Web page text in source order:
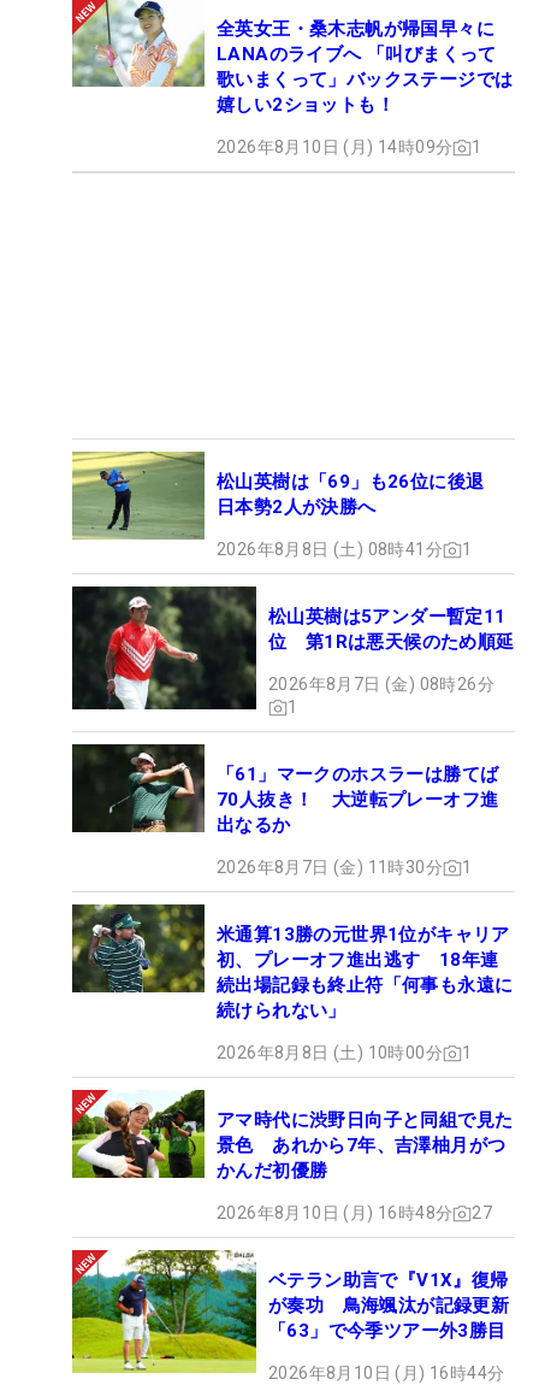
全英女王・桑木志帆が帰国早々に
LANAのライブへ 「叫びまくって
歌いまくって」バックステージでは
嬉しい2ショットも！
2026年8月10日 (月) 14時09分 1
松山英樹は「69」も26位に後退
日本勢2人が決勝へ
2026年8月8日 (土) 08時41分 1
松山英樹は5アンダー暫定11
位 第1Rは悪天候のため順延
2026年8月7日 (金) 08時26分
1
「61」マークのホスラーは勝てば
70人抜き！ 大逆転プレーオフ進
出なるか
2026年8月7日 (金) 11時30分 1
米通算13勝の元世界1位がキャリア
初、プレーオフ進出逃す 18年連
続出場記録も終止符「何事も永遠に
続けられない」
2026年8月8日 (土) 10時00分 1
アマ時代に渋野日向子と同組で見た
景色 あれから7年、吉澤柚月がつ
かんだ初優勝
2026年8月10日 (月) 16時48分 27
ベテラン助言で『V1X』復帰
が奏功 鳥海颯汰が記録更新
「63」で今季ツアー外3勝目
2026年8月10日 (月) 16時44分